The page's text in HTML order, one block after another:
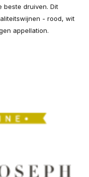
beste druiven. Dit
- rood, wit
appellation.